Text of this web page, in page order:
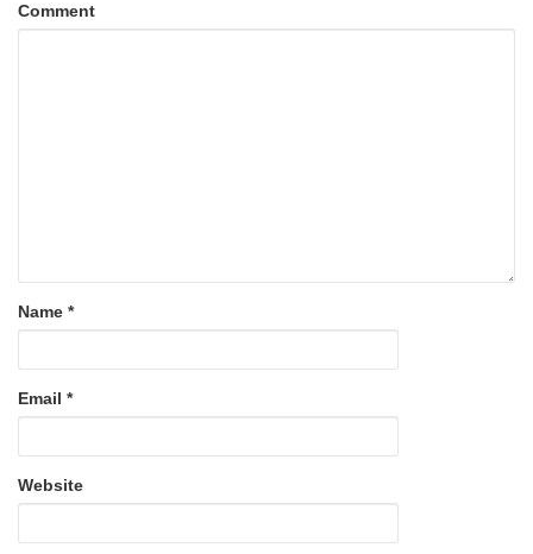
Comment
Name *
Email *
Website